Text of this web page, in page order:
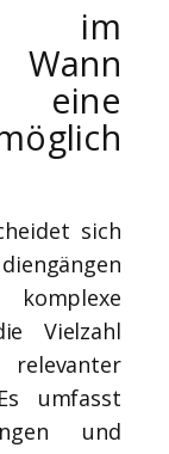
im
Wann
sich
Vielzahl
umfasst
und